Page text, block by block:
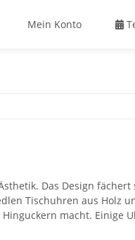
Mein Konto
Das Design
Tischuhren aus Holz
macht. Einige